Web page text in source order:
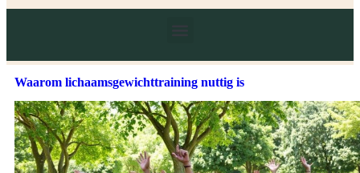
Waarom lichaamsgewichttraining nuttig is